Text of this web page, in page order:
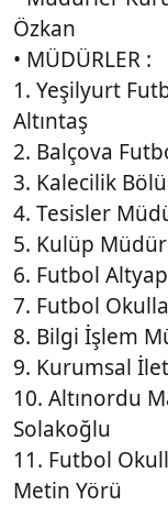
Özkan
• MÜDÜRLER :
1. Yeşilyurt
Altıntaş
2. Balçova
3. Kalecilik
4. Tesisler
5. Kulüp
6. Futbol
7. Futbol
8. Bilgi İşlem
9. Kurumsal
10. Altınordu
Solakoğlu
11. Futbol
Metin Yörü